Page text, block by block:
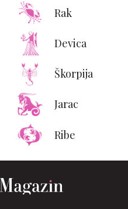
Rak
Devica
Škorpija
Jarac
Ribe